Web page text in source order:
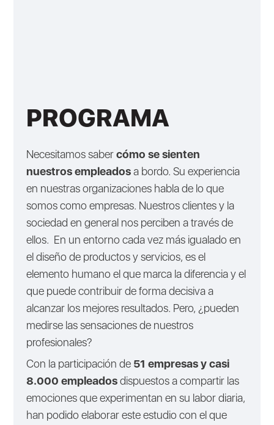
PROGRAMA
Necesitamos sabercómo se sienten
nuestros empleadosa bordo. Su experiencia
en nuestras organizaciones habla de lo que
somos como empresas. Nuestros clientes y la
sociedad en general nos perciben a través de
ellos. En un entorno cada vez más igualado en
el diseño de productos y servicios, es el
elemento humano el que marca la diferencia y el
que puede contribuir de forma decisiva a
alcanzar los mejores resultados. Pero, ¿pueden
medirse las sensaciones de nuestros
profesionales?
Con la participación de 51 empresas y casi
8.000 empleadosdispuestos a compartir las
emociones que experimentan en su labor diaria,
han podido elaborar este estudio con el que